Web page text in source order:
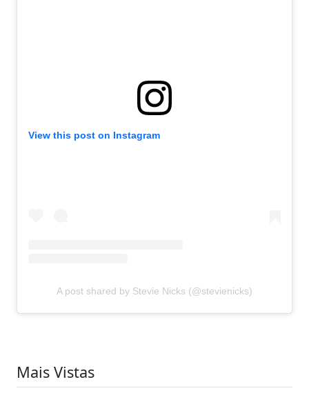
View this post on Instagram
A post shared by Stevie Nicks (@stevienicks)
Mais Vistas